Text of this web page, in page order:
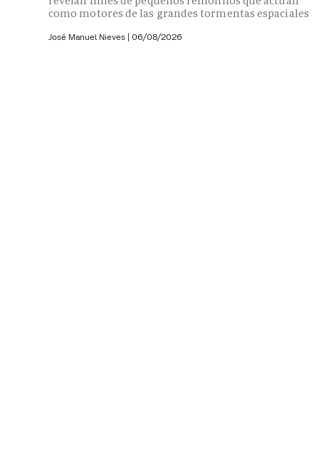
como motores de las grandes tormentas espaciales
José Manuel Nieves | 06/08/2026